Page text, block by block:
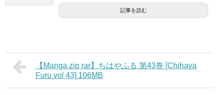
記事を読む
【Manga zip rar】ちはやふる 第43巻 [Chihaya
Furu vol 43] 106MB